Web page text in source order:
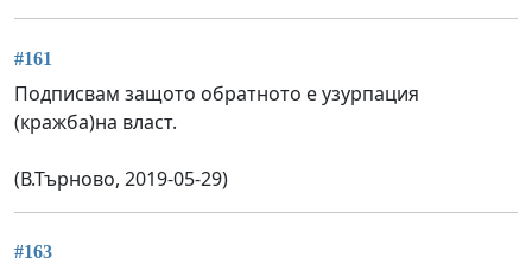
#161
Подписвам защото обратното е узурпация
(кражба)на власт.
(В.Търново, 2019-05-29)
#163